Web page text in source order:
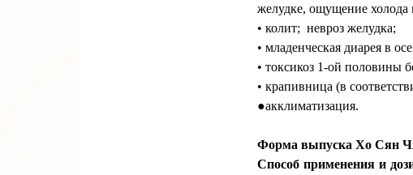
желудке, ощущение холода
• колит; невроз желудка;
• младенческая диарея в
• токсикоз 1-ой половины
• крапивница (в
●акклиматизация.
Форма выпуска Хо Сян
Способ применения и